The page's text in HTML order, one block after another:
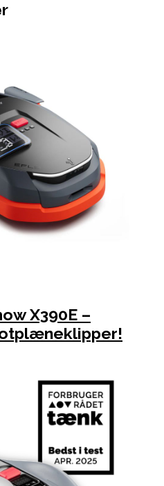
X390E –